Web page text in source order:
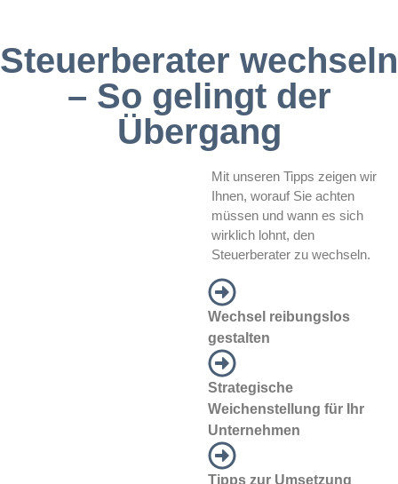
Steuerberater wechseln
– So gelingt der
Übergang
Mit unseren Tipps zeigen wir
Ihnen, worauf Sie achten
müssen und wann es sich
wirklich lohnt, den
Steuerberater zu wechseln.
Wechsel reibungslos
gestalten
Strategische
Weichenstellung für Ihr
Unternehmen
Tipps zur Umsetzung